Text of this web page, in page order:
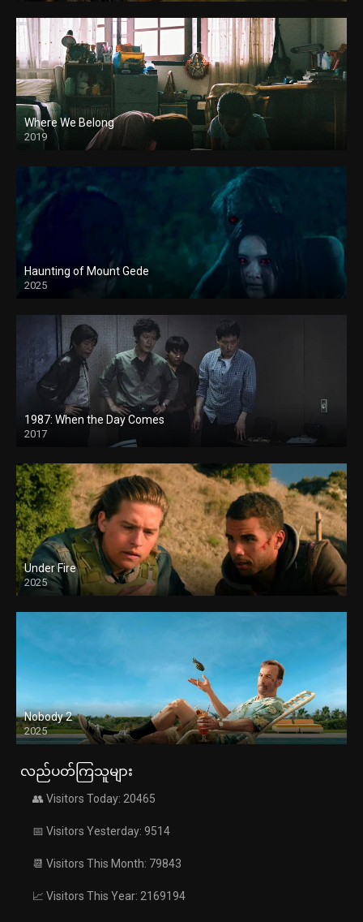
Where We Belong
2019
Haunting of Mount Gede
2025
1987: When the Day Comes
2017
Under Fire
2025
Nobody 2
2025
လည်ပတ်ကြသူများ
👥 Visitors Today: 20465
📅 Visitors Yesterday: 9514
📆 Visitors This Month: 79843
📈 Visitors This Year: 2169194